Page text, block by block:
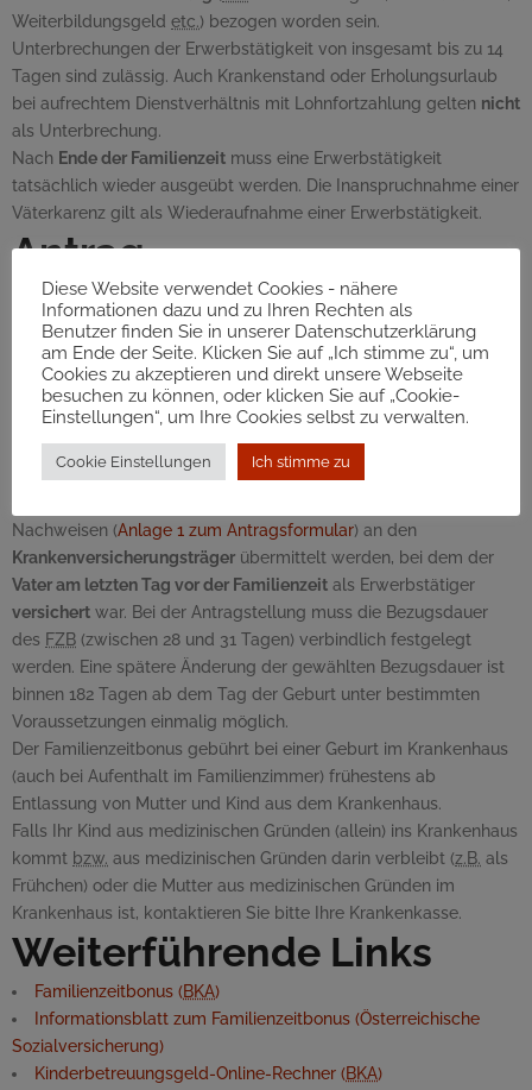
Weiterbildungsgeld etc.) bezogen worden sein.
Unterbrechungen der Erwerbstätigkeit von insgesamt bis zu 14
Tagen sind zulässig. Auch Krankenstand oder Erholungsurlaub
bei aufrechtem Dienstverhältnis mit Lohnfortzahlung gelten nicht
als Unterbrechung.
Nach Ende der Familienzeit muss eine Erwerbstätigkeit
tatsächlich wieder ausgeübt werden. Die Inanspruchnahme einer
Väterkarenz gilt als Wiederaufnahme einer Erwerbstätigkeit.
Antrag
für Familienzeitbonus für
Väter
DerFZB muss beantragt werden. Die Beantragung istfrühestens
ab dem Tag der Geburtdes Kindes möglich und muss
spätestens binnen 121 Tagen ab dem Tag der Geburt
Für den Antrag gibt es ein eigenes
Nachweisen (Anlage 1 zum Antragsformular) an den
Krankenversicherungsträger übermittelt werden, bei dem der
Vater am letzten Tag vor der Familienzeit als Erwerbstätiger
versichert war. Bei der Antragstellung muss die Bezugsdauer
des FZB (zwischen 28 und 31 Tagen) verbindlich festgelegt
werden. Eine spätere Änderung der gewählten Bezugsdauer ist
binnen 182 Tagen ab dem Tag der Geburt unter bestimmten
Voraussetzungen einmalig möglich.
Der Familienzeitbonus gebührt bei einer Geburt im Krankenhaus
(auch bei Aufenthalt im Familienzimmer) frühestens ab
Entlassung von Mutter und Kind aus dem Krankenhaus.
Falls Ihr Kind aus medizinischen Gründen (allein) ins Krankenhaus
kommt bzw. aus medizinischen Gründen darin verbleibt (z.B. als
Frühchen) oder die Mutter aus medizinischen Gründen im
Krankenhaus ist, kontaktieren Sie bitte Ihre Krankenkasse.
Weiterführende Links
Familienzeitbonus (BKA)
Informationsblatt zum Familienzeitbonus (Österreichische
Sozialversicherung)
Kinderbetreuungsgeld-Online-Rechner (BKA)
Diese Website verwendet Cookies - nähere
Informationen dazu und zu Ihren Rechten als
Benutzer finden Sie in unserer Datenschutzerklärung
am Ende der Seite. Klicken Sie auf „Ich stimme zu“, um
Cookies zu akzeptieren und direkt unsere Webseite
besuchen zu können, oder klicken Sie auf „Cookie-
Einstellungen“, um Ihre Cookies selbst zu verwalten.
Cookie Einstellungen Ich stimme zu